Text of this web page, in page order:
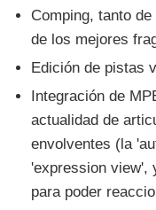
Comping, tanto
de los mejores
Edición de pistas
Integración de
actualidad de
envolventes (la
'expression view',
para poder